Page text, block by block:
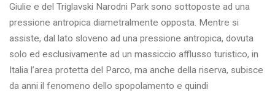
Giulie e del Triglavski Narodni Park sono sottoposte ad una
pressione antropica diametralmente opposta. Mentre si
assiste, dal lato sloveno ad una pressione antropica, dovuta
solo ed esclusivamente ad un massiccio afflusso turistico, in
Italia l’area protetta del Parco, ma anche della riserva, subisce
da anni il fenomeno dello spopolamento e quindi